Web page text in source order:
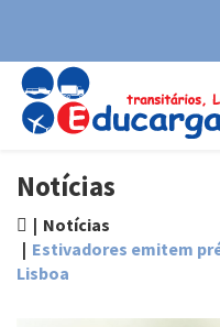
Notícias
Notícias
Estivadores emitem
Lisboa